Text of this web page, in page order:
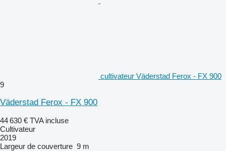
cultivateur Väderstad Ferox - FX 900
9
Väderstad Ferox - FX 900
44 630 € TVA incluse
Cultivateur
2019
Largeur de couverture 9 m